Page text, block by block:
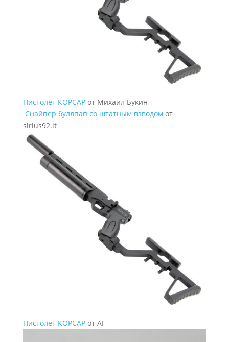
Пистолет КОРСАР от Михаил Букин
Снайпер буллпап со штатным взводом от
sirius92.it
Пистолет КОРСАР от АГ